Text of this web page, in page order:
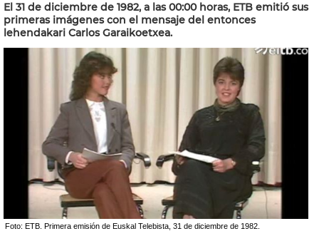
El 31 de diciembre de 1982, a las 00:00 horas, ETB emitió sus
primeras imágenes con el mensaje del entonces
lehendakari Carlos Garaikoetxea.
Foto: ETB. Primera emisión de Euskal Telebista, 31 de diciembre de 1982.